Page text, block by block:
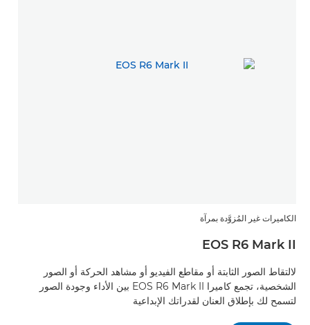
الكاميرات غير المُزوَّدة بمرآة
EOS R6 Mark II
لالتقاط الصور الثابتة أو مقاطع الفيديو أو مشاهد الحركة أو الصور
الشخصية، تجمع كاميرا EOS R6 Mark II بين الأداء وجودة الصور
لتسمح لك بإطلاق العنان لقدراتك الإبداعية